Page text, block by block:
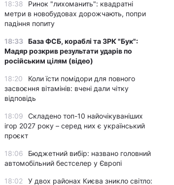
18:38
Ринок "лихоманить": квадратні
метри в новобудовах дорожчають, попри
падіння попиту
18:33 База ФСБ, кораблі та ЗРК "Бук":
Мадяр розкрив результати ударів по
російським цілям (відео)
18:20
Коли їсти помідори для повного
засвоєння вітамінів: вчені дали чітку
відповідь
18:09
Складено топ-10 найочікуваніших
ігор 2027 року – серед них є український
проєкт
18:06
Бюджетний вибір: названо головний
автомобільний бестселер у Європі
18:02 У двох районах Києва зникло світло: